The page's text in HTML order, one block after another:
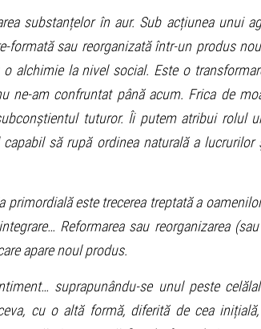
substanțelor în aur. Sub acțiunea unui
formată sau reorganizată într-un produs
alchimie la nivel social. Este o
ne-am confruntat până acum. Frica de
tuturor. Îi putem atribui rolul
să rupă ordinea naturală a lucrurilor
primordială este trecerea treptată a
Reformarea sau reorganizarea
apare noul produs.
suprapunându-se unul peste
cu o altă formă, diferită de cea